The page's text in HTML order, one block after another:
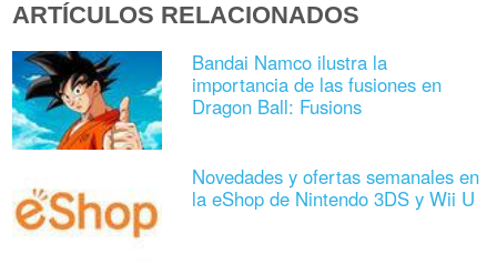
ARTÍCULOS RELACIONADOS
Bandai Namco ilustra la
importancia de las fusiones en
Dragon Ball: Fusions
Novedades y ofertas semanales en
la eShop de Nintendo 3DS y Wii U